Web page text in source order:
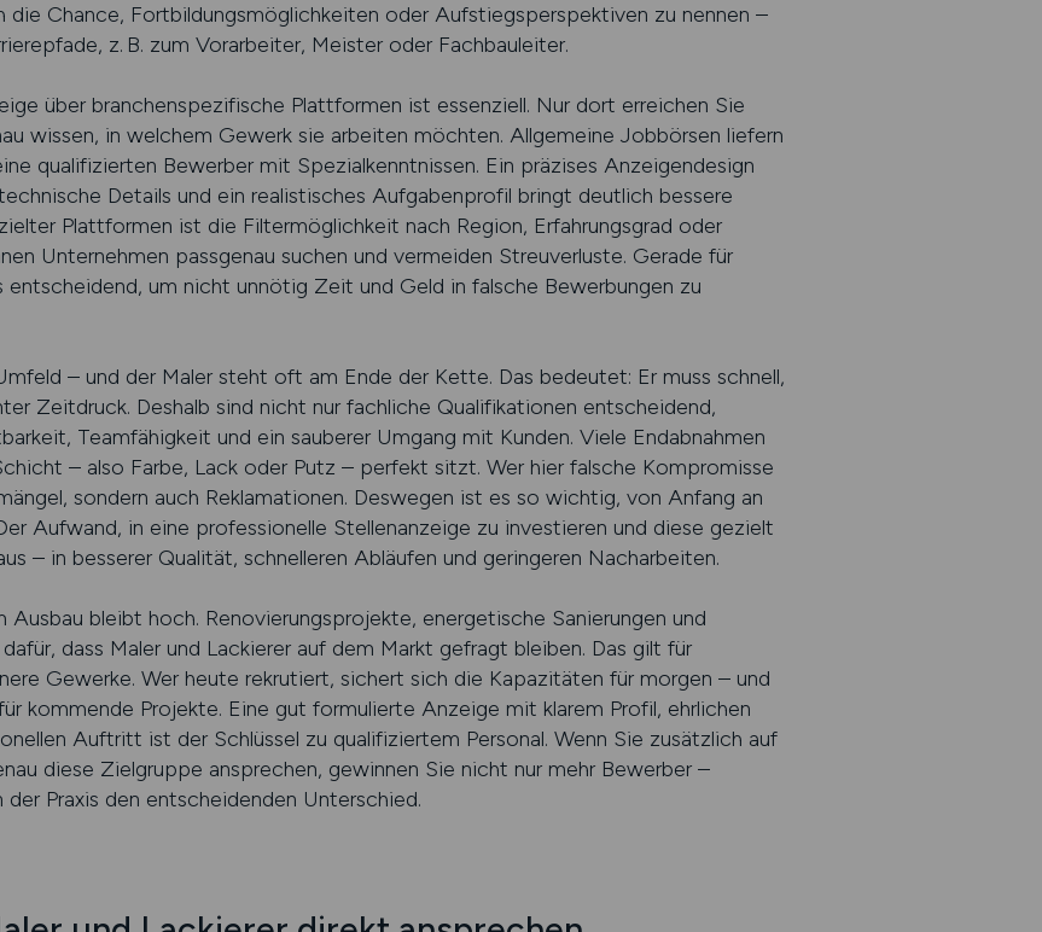
die Chance, Fortbildungsmöglichkeiten oder Aufstiegsperspektiven zu nennen –
z. B. zum Vorarbeiter, Meister oder Fachbauleiter.
über branchenspezifische Plattformen ist essenziell. Nur dort erreichen Sie
wissen, in welchem Gewerk sie arbeiten möchten. Allgemeine Jobbörsen liefern
qualifizierten Bewerber mit Spezialkenntnissen. Ein präzises Anzeigendesign
Details und ein realistisches Aufgabenprofil bringt deutlich bessere
Plattformen ist die Filtermöglichkeit nach Region, Erfahrungsgrad oder
Unternehmen passgenau suchen und vermeiden Streuverluste. Gerade für
um nicht unnötig Zeit und Geld in falsche Bewerbungen zu
– und der Maler steht oft am Ende der Kette. Das bedeutet: Er muss schnell,
Zeitdruck. Deshalb sind nicht nur fachliche Qualifikationen entscheidend,
Teamfähigkeit und ein sauberer Umgang mit Kunden. Viele Endabnahmen
– also Farbe, Lack oder Putz – perfekt sitzt. Wer hier falsche Kompromisse
sondern auch Reklamationen. Deswegen ist es so wichtig, von Anfang an
Aufwand, in eine professionelle Stellenanzeige zu investieren und diese gezielt
– in besserer Qualität, schnelleren Abläufen und geringeren Nacharbeiten.
Ausbau bleibt hoch. Renovierungsprojekte, energetische Sanierungen und
dass Maler und Lackierer auf dem Markt gefragt bleiben. Das gilt für
Gewerke. Wer heute rekrutiert, sichert sich die Kapazitäten für morgen – und
kommende Projekte. Eine gut formulierte Anzeige mit klarem Profil, ehrlichen
Auftritt ist der Schlüssel zu qualifiziertem Personal. Wenn Sie zusätzlich auf
diese Zielgruppe ansprechen, gewinnen Sie nicht nur mehr Bewerber –
Praxis den entscheidenden Unterschied.